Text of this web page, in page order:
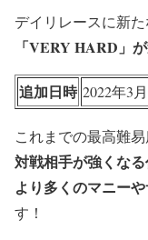
デイリレースに新
「VERY HARD」
追加日時 2022年3
これまでの最高難
対戦相手が強くなる
より多くのマニー
す！